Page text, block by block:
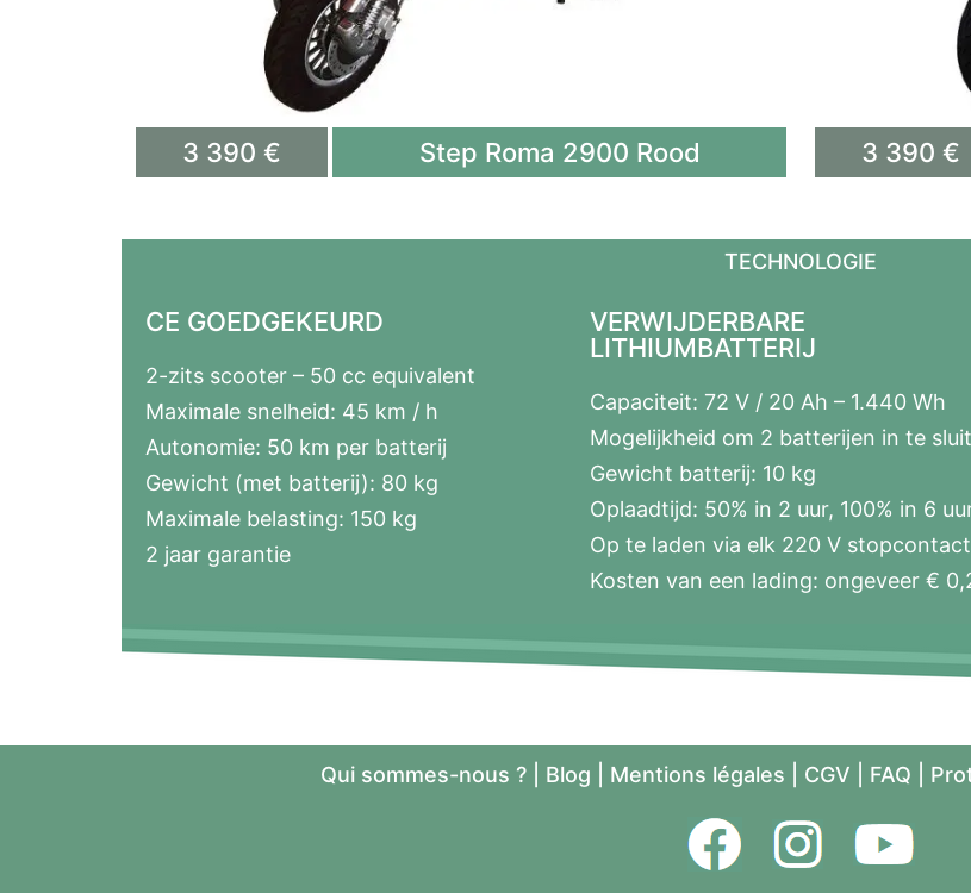
3 390 € Step Roma 2900 Rood​ 3 390 €
TECHNOLOGIE
CE GOEDGEKEURD​
2-zits scooter – 50 cc equivalent
Maximale snelheid: 45 km / h
Autonomie: 50 km per batterij
Gewicht (met batterij): 80 kg
Maximale belasting: 150 kg
2 jaar garantie
VERWIJDERBARE
LITHIUMBATTERIJ
Capaciteit: 72 V / 20 Ah – 1.440 Wh
Mogelijkheid om 2 batterijen in te
Gewicht batterij: 10 kg
Oplaadtijd: 50% in 2 uur, 100% in 6
Op te laden via elk 220 V stopcontact
Kosten van een lading: ongeveer €
Qui sommes-nous ? Blog Mentions légales CGV FAQ